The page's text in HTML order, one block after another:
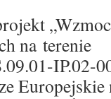
na terenie
IP.02-